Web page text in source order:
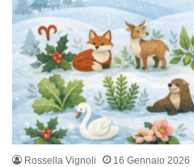
Rossella Vignoli 16 Gennaio 2026